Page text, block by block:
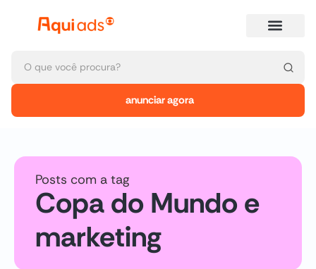
anunciar agora
Posts com a tag
Copa do Mundo e
marketing